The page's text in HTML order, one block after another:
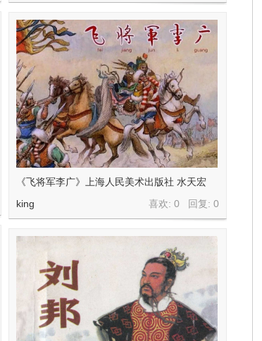
《飞将军李广》上海人民美术出版社 水天宏
喜欢: 0 回复:0
king